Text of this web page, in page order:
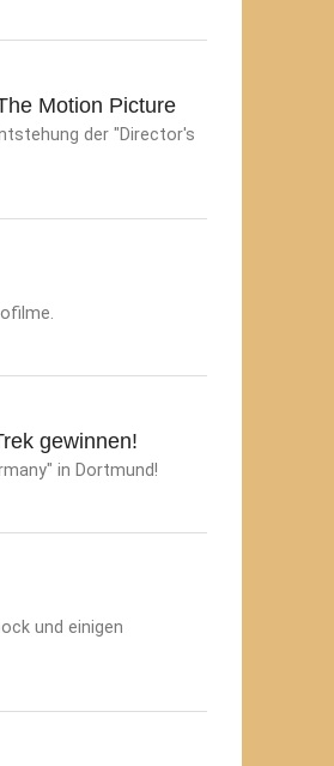
Motion Picture
der "Director's
gewinnen!
in Dortmund!
und einigen